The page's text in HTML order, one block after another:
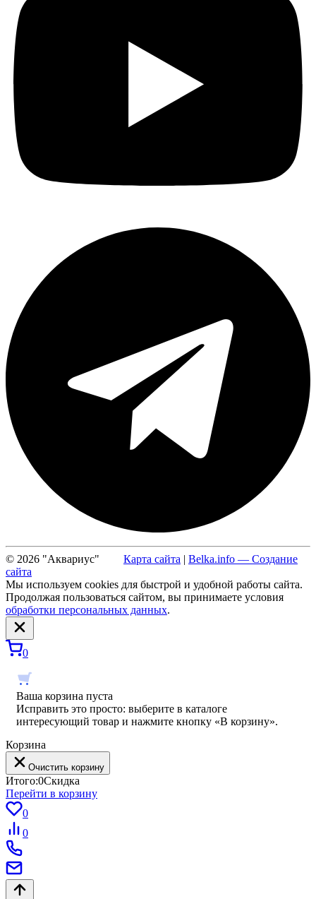
© 2026 "Аквариус" Карта сайта | Belka.info — Создание
сайта
Мы используем cookies для быстрой и удобной работы сайта.
Продолжая пользоваться сайтом, вы принимаете условия
обработки персональных данных.
0
Ваша корзина пуста
Исправить это просто: выберите в каталоге
интересующий товар и нажмите кнопку «В корзину».
Корзина
Очистить корзину
Итого:0Скидка
Перейти в корзину
0
0